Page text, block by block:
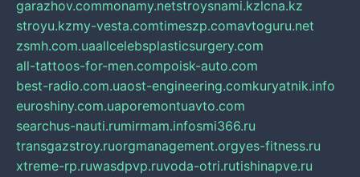
garazhov.commonamy.netstroysnami.kzlcna.kz
stroyu.kzmy-vesta.comtimeszp.comavtoguru.net
zsmh.com.uaallcelebsplasticsurgery.com
all-tattoos-for-men.compoisk-auto.com
best-radio.com.uaost-engineering.comkuryatnik.info
euroshiny.com.uaporemontuavto.com
searchus-nauti.rumirmam.infosmi366.ru
transgazstroy.ruorgmanagement.orgyes-fitness.ru
xtreme-rp.ruwasdpvp.ruvoda-otri.rutishinapve.ru